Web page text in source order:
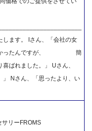
します。 Iさん、「会社の女
が無かったんですが、 簡
ばれました。」 Uさん、
」 Nさん、「思ったより、い
リーFROMS